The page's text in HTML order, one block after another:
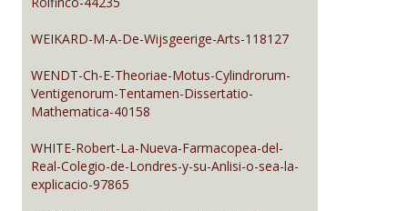
WEIKARD-M-A-De-Wijsgeerige-Arts-118127
WENDT-Ch-E-Theoriae-Motus-Cylindrorum-
Ventigenorum-Tentamen-Dissertatio-
Mathematica-40158
WHITE-Robert-La-Nueva-Farmacopea-del-
Real-Colegio-de-Londres-y-su-Anlisi-o-sea-la-
explicacio-97865